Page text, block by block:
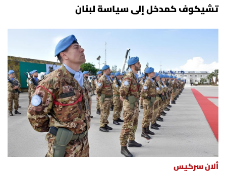
شروط الإشتراك
Digital solutions by
تشيكوف كمدخل إلى سياسة لبنان
ألان سركيس